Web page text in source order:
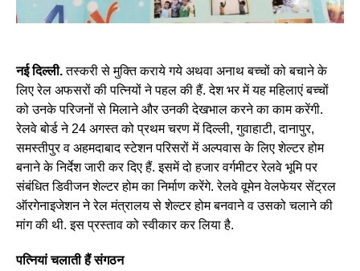
नई दिल्ली.तस्करी से मुक्ति कराये गये अथवा अनाथ बच्चों को बचाने के
लिए रेल अफसरों की पत्नियों ने पहल की हैं. देश भर में यह महिलाएं बच्चों
को उनके परिजनों से मिलाने और उनकी देखभाल करने का काम करेंगी.
रेलवे बोर्ड ने 24 अगस्त को प्रथम चरण में दिल्ली, गुवाहाटी, दानापुर,
समस्तीपुर व अहमदाबाद स्टेशन परिसरों में अल्पवास के लिए शेल्टर होम
बनाने के निर्देश जारी कर दिए हैं. इसमें दो हजार वर्गमीटर रेलवे भूमि पर
संबंधित डिवीजन शेल्टर होम का निर्माण करेंगे. रेलवे वूमेन वेलफेयर सेंट्रल
ऑरगेनाइजेशन ने रेल मंत्रालय से शेल्टर होम बनवाने व उसको चलाने की
मांग की थी. इस प्रस्ताव को स्वीकार कर लिया है.
पत्नियां चलाती हैं संगठन